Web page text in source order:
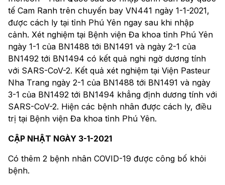
tế Cam Ranh trên chuyến bay VN441 ngày 1-1-2021,
được cách ly tại tỉnh Phú Yên ngay sau khi nhập
cảnh. Xét nghiệm tại Bệnh viện Đa khoa tỉnh Phú Yên
ngày 1-1 của BN1488 tới BN1491 và ngày 2-1 của
BN1492 tới BN1494 có kết quả nghi ngờ dương tính
với SARS-CoV-2. Kết quả xét nghiệm tại Viện Pasteur
Nha Trang ngày 2-1 của BN1488 tới BN1491 và ngày
3-1 của BN1492 tới BN1494 khẳng định dương tính với
SARS-CoV-2. Hiện các bệnh nhân được cách ly, điều
trị tại Bệnh viện Đa khoa tỉnh Phú Yên.
CẬP NHẬT NGÀY 3-1-2021
Có thêm 2 bệnh nhân COVID-19 được công bố khỏi
bệnh.